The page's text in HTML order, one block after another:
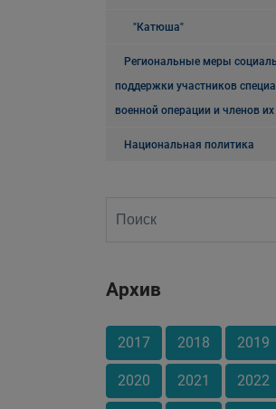
"Катюша"
Региональные меры
поддержки участников
военной операции и членов их
Национальная политика
Архив
2017 2018 2019
2020 2021 2022